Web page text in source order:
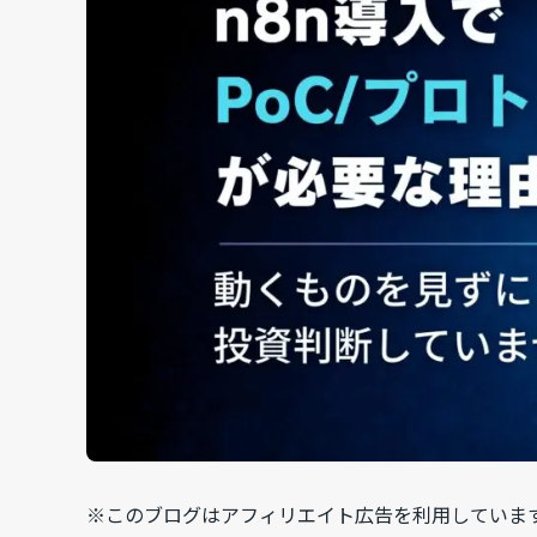
※このブログはアフィリエイト広告を利用していま